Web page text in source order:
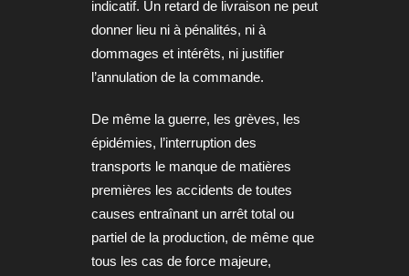
indicatif. Un retard de livraison ne peut
donner lieu ni à pénalités, ni à
dommages et intérêts, ni justifier
l’annulation de la commande.
De même la guerre, les grèves, les
épidémies, l’interruption des
transports le manque de matières
premières les accidents de toutes
causes entraînant un arrêt total ou
partiel de la production, de même que
tous les cas de force majeure,